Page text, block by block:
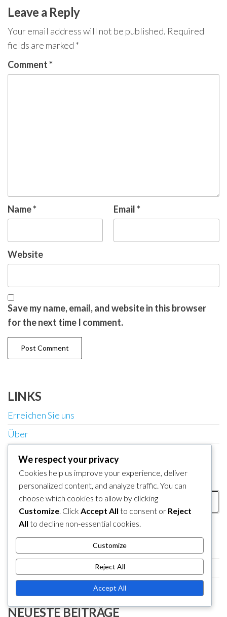
Leave a Reply
Your email address will not be published. Required
fields are marked *
Comment*
Name* Email*
Website
Save my name, email, and website in this browser
for the next time I comment.
LINKS
Erreichen Sie uns
Über
SUCHE
Search
for:
KATEGORIEN
Booster-Kurs-Passanspruchsansprüche
Meine Nintendo Belohnungseinlösungen
Nintendo eShop Code Einlösung
NEUESTE BEITRÄGE
We respect your privacy
Cookies help us improve your experience, deliver
personalized content, and analyze traffic. You can
choose which cookies to allow by clicking
Customize. Click Accept All to consent or Reject
All to decline non-essential cookies.
Customize
Reject All
Accept All